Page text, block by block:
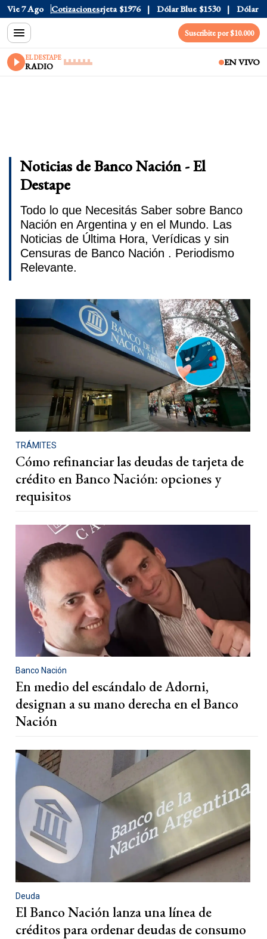
Vie 7 Ago Cotizaciones
$1520 Dólar Tarjeta $1976 Dólar Blue $1530 Dólar CCL
Suscribite por $10.000
EL DESTAPE
RADIO EN VIVO
Noticias de Banco Nación - El
Destape
Todo lo que Necesitás Saber sobre Banco
Nación en Argentina y en el Mundo. Las
Noticias de Última Hora, Verídicas y sin
Censuras de Banco Nación . Periodismo
Relevante.
TRÁMITES
Cómo refinanciar las deudas de tarjeta de
crédito en Banco Nación: opciones y
requisitos
Banco Nación
En medio del escándalo de Adorni,
designan a su mano derecha en el Banco
Nación
Deuda
El Banco Nación lanza una línea de
créditos para ordenar deudas de consumo